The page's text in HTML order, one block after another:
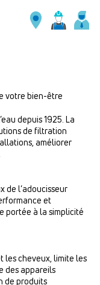
votre bien-être
depuis 1925. La
de filtration
améliorer
de l’adoucisseur
et
portée à la simplicité
les cheveux, limite les
des appareils
de produits